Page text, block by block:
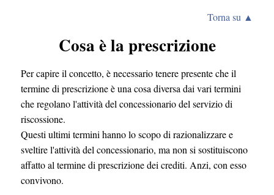
Torna su ▲
Cosa è la prescrizione
Per capire il concetto, è necessario tenere presente che il
termine di prescrizione è una cosa diversa dai vari termini
che regolano l'attività del concessionario del servizio di
riscossione.
Questi ultimi termini hanno lo scopo di razionalizzare e
sveltire l'attività del concessionario, ma non si sostituiscono
affatto al termine di prescrizione dei crediti. Anzi, con esso
convivono.